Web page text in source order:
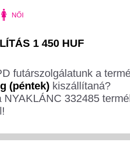
NŐI
1 450 HUF
futárszolgálatunk a
(péntek) kiszállítaná?
NYAKLÁNC 332485